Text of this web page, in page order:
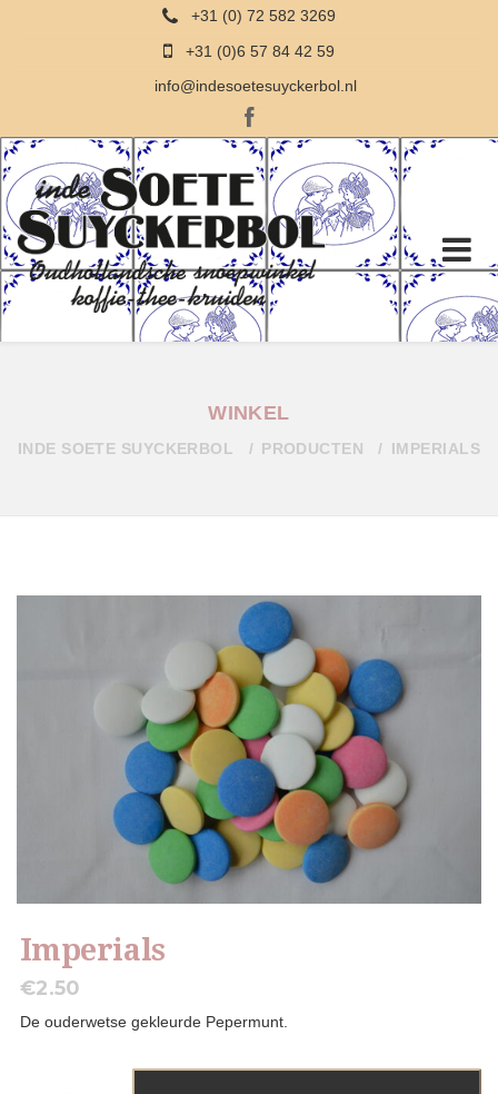
+31 (0) 72 582 3269
+31 (0)6 57 84 42 59
info@indesoetesuyckerbol.nl
WINKEL
INDE SOETE SUYCKERBOL PRODUCTEN IMPERIALS
Imperials
€2.50
De ouderwetse gekleurde Pepermunt.